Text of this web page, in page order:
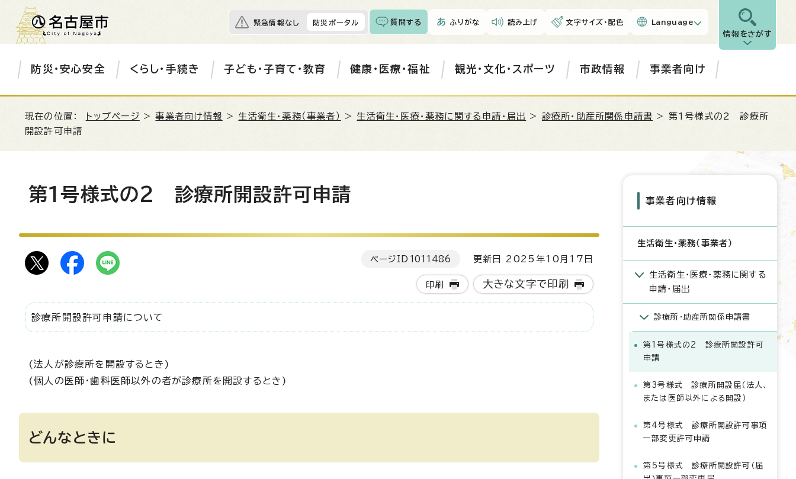
緊急情報なし 防災ポータル 質問する ふりがな 読み上げ 文字サイズ・配色 Language
情報をさがす
防災・安心安全 くらし・手続き 子ども・子育て・教育 健康・医療・福祉 観光・文化・スポーツ 市政情報 事業者向け
現在の位置： トップページ >事業者向け情報 > 生活衛生・薬務（事業者） > 生活衛生・医療・薬務に関する申請・届出 > 診療所・助産所関係申請書 > 第1号様式の2 診療所
開設許可申請
第1号様式の2 診療所開設許可申請
ページID 1011486 更新日 2025年10月17日
印刷 大きな文字で印刷
診療所開設許可申請について
(法人が診療所を開設するとき)
(個人の医師・歯科医師以外の者が診療所を開設するとき)
どんなときに
事業者向け情報
生活衛生・薬務（事業者）
生活衛生・医療・薬務に関する
申請・届出
診療所・助産所関係申請書
第1号様式の2 診療所開設許可
申請
第3号様式 診療所開設届（法人、
または医師以外による開設）
第4号様式 診療所開設許可事項
一部変更許可申請
第5号様式 診療所開設許可（届